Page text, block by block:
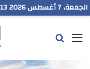
الجمعة، 7 أغسطس 2026 7:13 ص
القائمة